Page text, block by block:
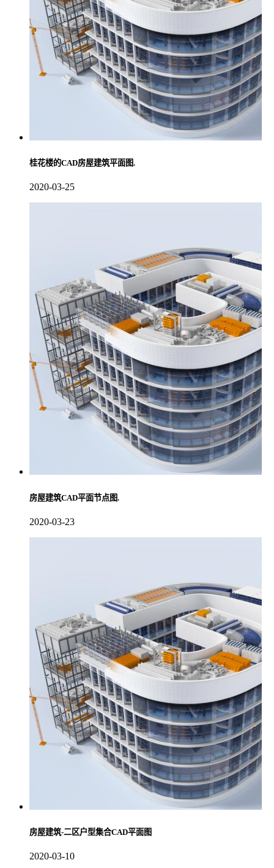
桂花楼的CAD房屋建筑平面图.
2020-03-25
房屋建筑CAD平面节点图.
2020-03-23
房屋建筑-二区户型集合CAD平面图
2020-03-10